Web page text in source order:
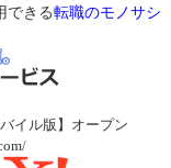
できる転職のモノサシ
イル版】オープン